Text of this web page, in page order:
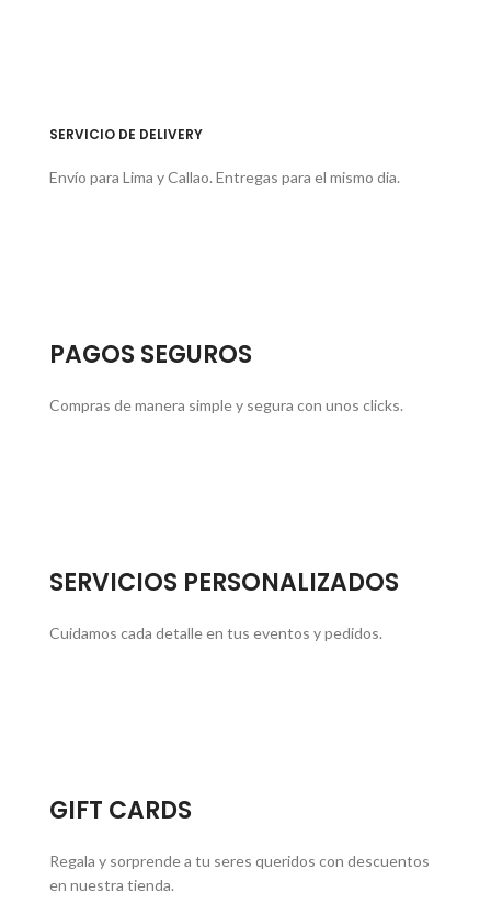
SERVICIO DE DELIVERY
Envío para Lima y Callao. Entregas para el mismo dia.
PAGOS SEGUROS
Compras de manera simple y segura con unos clicks.
SERVICIOS PERSONALIZADOS
Cuidamos cada detalle en tus eventos y pedidos.
GIFT CARDS
Regala y sorprende a tu seres queridos con descuentos
en nuestra tienda.